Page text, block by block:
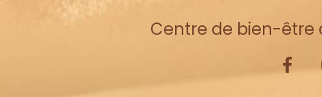
Centre de bien-être